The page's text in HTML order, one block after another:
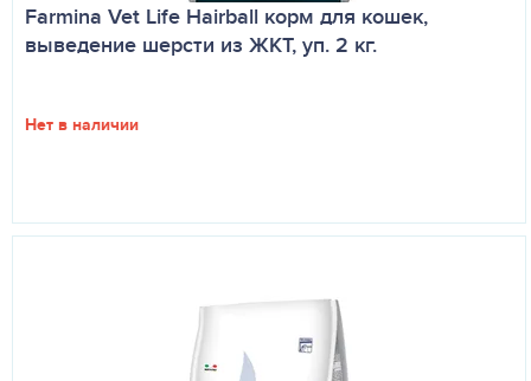
Farmina Vet Life Hairball корм для кошек,
выведение шерсти из ЖКТ, уп. 2 кг.
Нет в наличии